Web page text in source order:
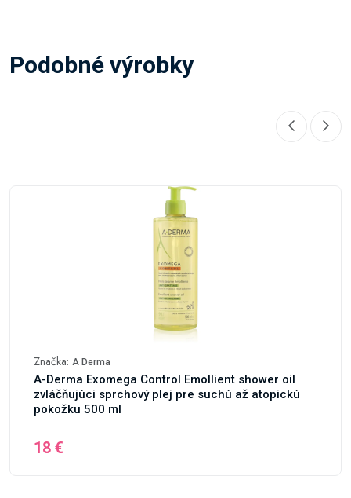
Podobné výrobky
Značka: A Derma
A-Derma Exomega Control Emollient shower oil
zvláčňujúci sprchový plej pre suchú až atopickú
pokožku 500 ml
18 €